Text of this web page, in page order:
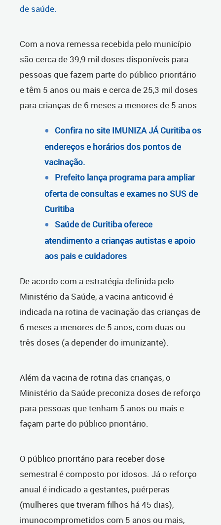
de saúde.
Com a nova remessa recebida pelo município
são cerca de 39,9 mil doses disponíveis para
pessoas que fazem parte do público prioritário
e têm 5 anos ou mais e cerca de 25,3 mil doses
para crianças de 6 meses a menores de 5 anos.
Confira no site IMUNIZA JÁ Curitiba os
endereços e horários dos pontos de
vacinação.
Prefeito lança programa para ampliar
oferta de consultas e exames no SUS de
Curitiba
Saúde de Curitiba oferece
atendimento a crianças autistas e apoio
aos pais e cuidadores
De acordo com a estratégia definida pelo
Ministério da Saúde, a vacina anticovid é
indicada na rotina de vacinação das crianças de
6 meses a menores de 5 anos, com duas ou
três doses (a depender do imunizante).
Além da vacina de rotina das crianças, o
Ministério da Saúde preconiza doses de reforço
para pessoas que tenham 5 anos ou mais e
façam parte do público prioritário.
O público prioritário para receber dose
semestral é composto por idosos. Já o reforço
anual é indicado a gestantes, puérperas
(mulheres que tiveram filhos há 45 dias),
imunocomprometidos com 5 anos ou mais,